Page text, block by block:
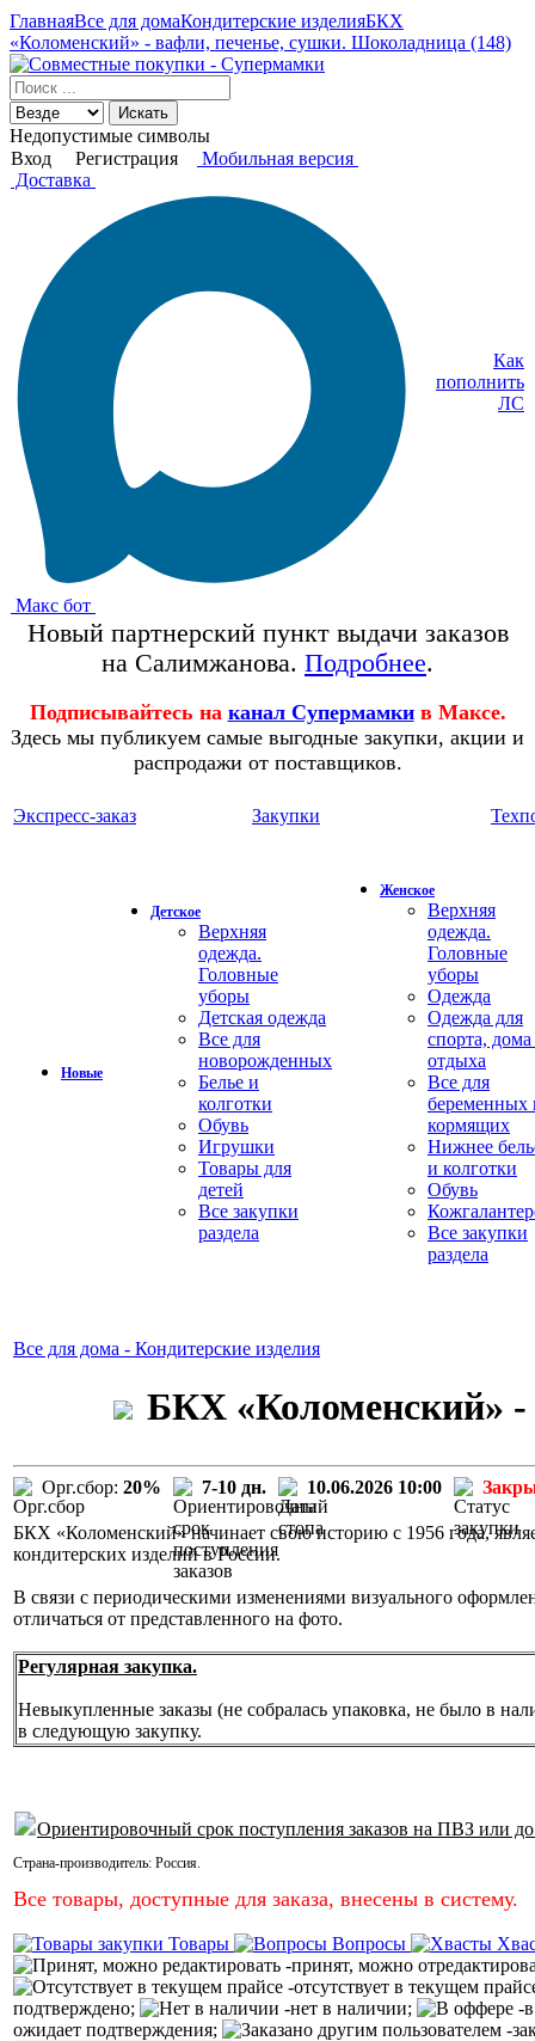
ГлавнаяВсе для домаКондитерские изделияБКХ
«Коломенский» - вафли, печенье, сушки. Шоколадница (148)
Искать
Недопустимые символы
Вход
Регистрация
Мобильная версия
Доставка
Макс бот
Как
пополнить
ЛС
Новый партнерский пункт выдачи заказов
на Салимжанова. Подробнее.
Подписывайтесь на канал Супермамки в Максе.
Здесь мы публикуем самые выгодные закупки, акции и
распродажи от поставщиков.
Экспресс-заказ Закупки
Новые
Детское
Верхняя
одежда.
Головные
уборы
Детская одежда
Все для
новорожденных
Белье и
колготки
Обувь
Игрушки
Товары для
детей
Все закупки
раздела
Женское
Верхняя
одежда.
Головные
уборы
Одежда
Одежда для
спорта,
отдыха
Все для
беременных
кормящих
Нижнее
и колготки
Обувь
Все закупки
раздела
Все для дома - Кондитерские изделия
БКХ «Коломенский»
Орг.сбор: 20% 7-10 дн. 10.06.2026 10:00
БКХ «Коломенский» начинает свою историю с 1956 года,
кондитерских изделий в России.
В связи с периодическими изменениями визуального
отличаться от представленного на фото.
Регулярная закупка.
Невыкупленные заказы (не собралась упаковка, не было в
в следующую закупку.
Ориентировочный срок поступления заказов на ПВЗ или
Страна-производитель: Россия.
Все товары, доступные для заказа, внесены в систему.
Товары Вопросы
-принят, можно
-отсутствует в текущем
подтверждено;
-нет в наличии;
-
ожидает подтверждения;
-